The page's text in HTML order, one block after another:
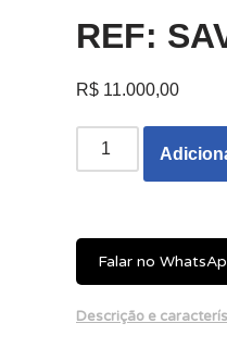
REF:
R$ 11.000,00
Falar no
Descrição e